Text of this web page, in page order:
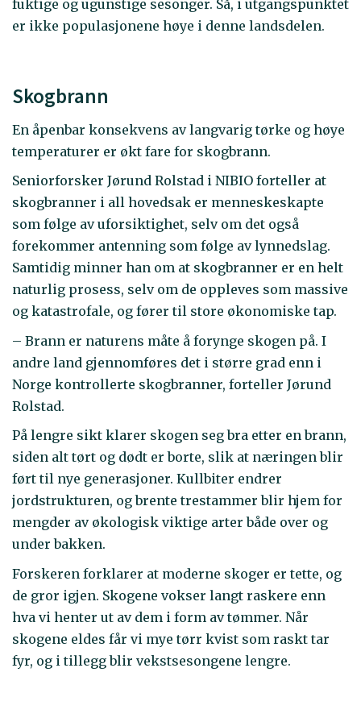
fuktige og ugunstige sesonger. Så, i utgangspunktet
er ikke populasjonene høye i denne landsdelen.
Skogbrann
En åpenbar konsekvens av langvarig tørke og høye
temperaturer er økt fare for skogbrann.
Seniorforsker Jørund Rolstad i NIBIO forteller at
skogbranner i all hovedsak er menneskeskapte
som følge av uforsiktighet, selv om det også
forekommer antenning som følge av lynnedslag.
Samtidig minner han om at skogbranner er en helt
naturlig prosess, selv om de oppleves som massive
og katastrofale, og fører til store økonomiske tap.
– Brann er naturens måte å forynge skogen på. I
andre land gjennomføres det i større grad enn i
Norge kontrollerte skogbranner, forteller Jørund
Rolstad.
På lengre sikt klarer skogen seg bra etter en brann,
siden alt tørt og dødt er borte, slik at næringen blir
ført til nye generasjoner. Kullbiter endrer
jordstrukturen, og brente trestammer blir hjem for
mengder av økologisk viktige arter både over og
under bakken.
Forskeren forklarer at moderne skoger er tette, og
de gror igjen. Skogene vokser langt raskere enn
hva vi henter ut av dem i form av tømmer. Når
skogene eldes får vi mye tørr kvist som raskt tar
fyr, og i tillegg blir vekstsesongene lengre.